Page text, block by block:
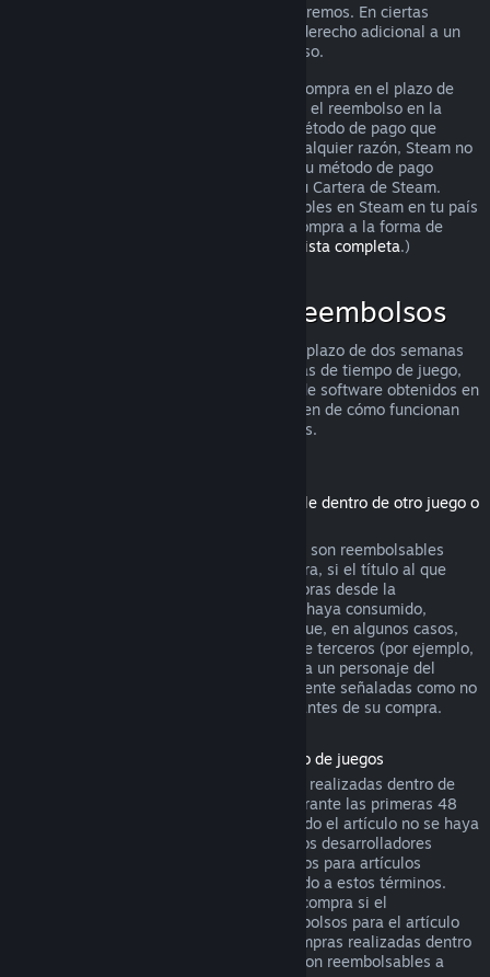
puedes solicitarlo igualmente y lo analizaremos. En ciertas
jurisdicciones, los clientes pueden tener derecho adicional a un
reembolso cuando el juego está defectuoso.
Se te hará un reembolso completo de tu compra en el plazo de
una semana tras su aprobación. Recibirás el reembolso en la
Cartera de Steam o mediante el mismo método de pago que
utilizaste para hacer la compra. Si, por cualquier razón, Steam no
puede realizar un reembolso a través de tu método de pago
inicial, se acreditará el importe total en tu Cartera de Steam.
(Algunos de los métodos de pago disponibles en Steam en tu país
pueden no admitir el reembolso de una compra a la forma de
Haz clic aquí para ver una lista completa.)
Dónde se aplican los reembolsos
La oferta de reembolsos de Steam, en un plazo de dos semanas
desde la compra y con menos de dos horas de tiempo de juego,
se aplica a los juegos y las aplicaciones de software obtenidos en
la tienda de Steam. Aquí tienes un resumen de cómo funcionan
los reembolsos con otros tipos de compras.
(Contenido de la tienda de Steam utilizable dentro de otro juego o
Los DLC adquiridos en la tienda de Steam son reembolsables
durante catorce días después de su compra, si el título al que
pertenecen se ha jugado menos de dos horas desde la
adquisición del DLC, y siempre que no se haya consumido,
modificado o transferido. Ten en cuenta que, en algunos casos,
Steam no podrá reembolsar ciertos DLC de terceros (por ejemplo,
si el DLC sube de nivel irreversiblemente a un personaje del
juego). Estas excepciones estarán claramente señaladas como no
reembolsables en la página de la tienda antes de su compra.
Reembolsos en compras realizadas dentro de juegos
Steam ofrecerá reembolsos para compras realizadas dentro de
cualquier juego desarrollado por Valve durante las primeras 48
horas tras su adquisición, siempre y cuando el artículo no se haya
consumido, modificado o transferido. Otros desarrolladores
tendrán la opción de activar los reembolsos para artículos
adquiridos dentro de sus juegos de acuerdo a estos términos.
Steam te informará en el momento de la compra si el
desarrollador ha optado por ofrecer reembolsos para el artículo
que vas a adquirir. De lo contrario, las compras realizadas dentro
de juegos no desarrollados por Valve no son reembolsables a